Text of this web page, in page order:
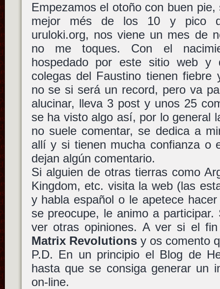
Empezamos el otoño con buen
mejor més de los 10 y pico
uruloki.org, nos viene un mes de
no me toques. Con el
hospedado por este sitio web y
colegas del Faustino tienen fiebre
no se si será un record, pero va
alucinar, lleva 3 post y unos 25
se ha visto algo así, por lo general
no suele comentar, se dedica a
allí y si tienen mucha confianza o
dejan algún comentario.
Si alguien de otras tierras como
Kingdom, etc. visita la web (las
y habla español o le apetece
se preocupe, le animo a participar.
ver otras opiniones. A ver si el
Matrix Revolutionsy os comento
P.D. En un principio el Blog de
hasta que se consiga generar un
on-line.